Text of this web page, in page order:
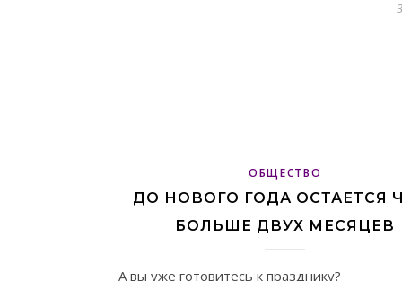
ОБЩЕСТВО
ДО НОВОГО ГОДА ОСТАЕТСЯ
БОЛЬШЕ ДВУХ МЕСЯЦЕВ
А вы уже готовитесь к празднику?